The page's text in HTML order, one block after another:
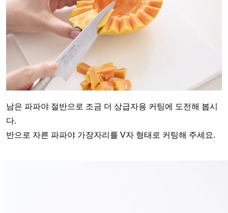
남은 파파야 절반으로 조금 더 상급자용 커팅에 도전해 봅시
다.
반으로 자른 파파야 가장자리를 V자 형태로 커팅해 주세요.